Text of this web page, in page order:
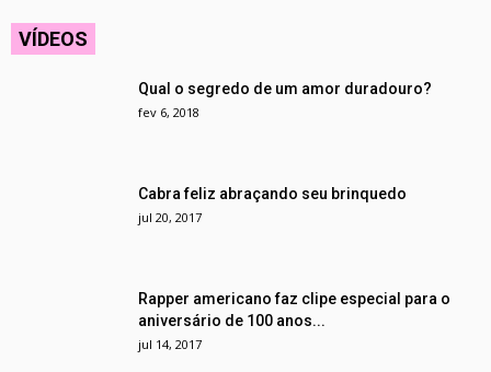
VÍDEOS
Qual o segredo de um amor duradouro?
fev 6, 2018
Cabra feliz abraçando seu brinquedo
jul 20, 2017
Rapper americano faz clipe especial para o
aniversário de 100 anos...
jul 14, 2017